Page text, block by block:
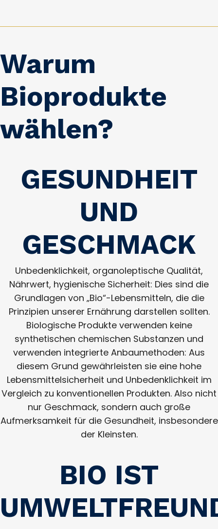
Warum
Bioprodukte
wählen?
GESUNDHEIT
UND
GESCHMACK
Unbedenklichkeit, organoleptische Qualität,
Nährwert, hygienische Sicherheit: Dies sind die
Grundlagen von „Bio“-Lebensmitteln, die die
Prinzipien unserer Ernährung darstellen sollten.
Biologische Produkte verwenden keine
synthetischen chemischen Substanzen und
verwenden integrierte Anbaumethoden: Aus
diesem Grund gewährleisten sie eine hohe
Lebensmittelsicherheit und Unbedenklichkeit im
Vergleich zu konventionellen Produkten. Also nicht
nur Geschmack, sondern auch große
Aufmerksamkeit für die Gesundheit, insbesondere
der Kleinsten.
BIO IST